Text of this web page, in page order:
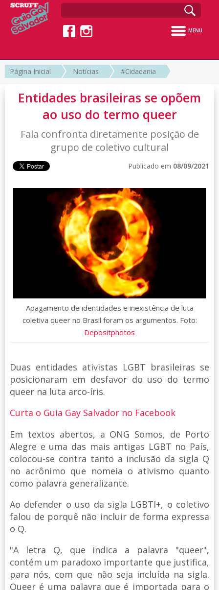
MENU
Página Inicial Notícias #Cidadania
Entidades brasileiras se opõem
ao uso do termo queer
Fala confronta diretamente posição de
grupo de coletivo cultural
Publicado em 08/09/2021
Apagamento de identidades e inexistência de luta
coletiva queer no Brasil foram os argumentos. Foto:
Depositphotos
Duas entidades ativistas LGBT brasileiras se
posicionaram em desfavor do uso do termo
queer na luta arco-íris.
Curta o Guia Gay Salvador no Facebook
Em textos abertos, a ONG Somos, de Porto
Alegre e uma das mais antigas LGBT no País,
colocou-se contra tanto a inclusão da sigla Q
no acrônimo que nomeia o ativismo quanto
como palavra generalizante.
Ao defender o uso da sigla LGBTI+, o coletivo
falou de porquê não incluir de forma expressa
o Q.
"A letra Q, que indica a palavra "queer",
contém um paradoxo importante que justifica,
para nós, com que não seja incluída na sigla.
Queer é uma palavra que é importada para o